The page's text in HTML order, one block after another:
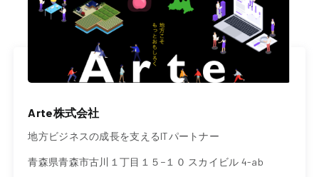
Arte株式会社
地方ビジネスの成長を支えるITパートナー
青森県青森市古川１丁目１５−１０ スカイビル 4-ab